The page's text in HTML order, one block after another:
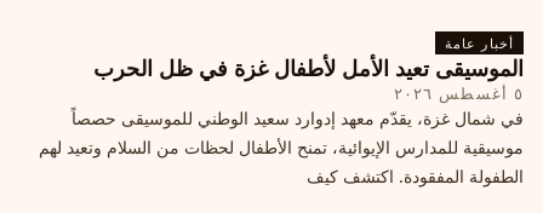
أخبار عامة
الموسيقى تعيد الأمل لأطفال غزة في ظل الحرب
٥ أغسطس ٢٠٢٦
في شمال غزة، يقدّم معهد إدوارد سعيد الوطني للموسيقى حصصاً
موسيقية للمدارس الإيوائية، تمنح الأطفال لحظات من السلام وتعيد لهم
الطفولة المفقودة. اكتشف كيف